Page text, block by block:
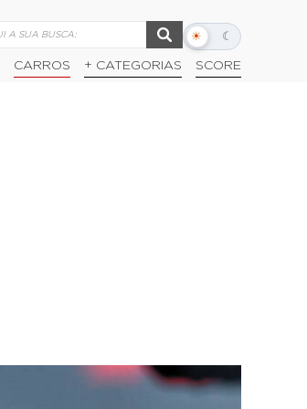
☀ ☾
Alternar
escuro
CARROS + CATEGORIAS SCORE